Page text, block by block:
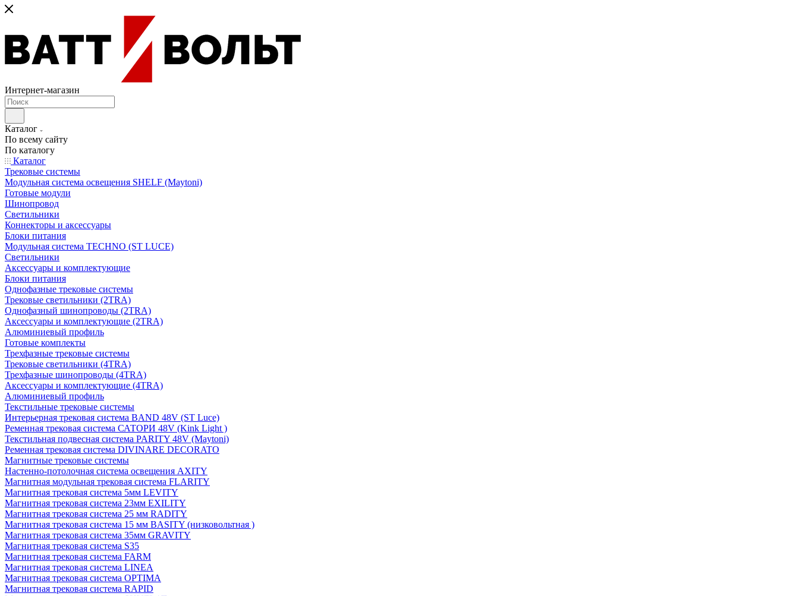
Интернет-магазин
Каталог
По всему сайту
По каталогу
Каталог
Трековые системы
Модульная система освещения SHELF (Maytoni)
Готовые модули
Шинопровод
Светильники
Коннекторы и аксессуары
Блоки питания
Модульная система TECHNO (ST LUCE)
Светильники
Аксессуары и комплектующие
Блоки питания
Однофазные трековые системы
Трековые светильники (2TRA)
Однофазный шинопроводы (2TRA)
Аксессуары и комплектующие (2TRA)
Алюминиевый профиль
Готовые комплекты
Трехфазные трековые системы
Трековые светильники (4TRA)
Трехфазные шинопроводы (4TRA)
Аксессуары и комплектующие (4TRA)
Алюминиевый профиль
Текстильные трековые системы
Интерьерная трековая система BAND 48V (ST Luce)
Ременная трековая система САТОРИ 48V (Kink Light )
Текстильная подвесная система PARITY 48V (Maytoni)
Ременная трековая система DIVINARE DECORATO
Магнитные трековые системы
Настенно-потолочная система освещения AXITY
Магнитная модульная трековая система FLARITY
Магнитная трековая система 5мм LEVITY
Магнитная трековая система 23мм EXILITY
Магнитная трековая система 25 мм RADITY
Магнитная трековая система 15 мм BASITY (низковольтная )
Магнитная трековая система 35мм GRAVITY
Магнитная трековая система S35
Магнитная трековая система FARM
Магнитная трековая система LINEA
Магнитная трековая система OPTIMA
Магнитная трековая система RAPID